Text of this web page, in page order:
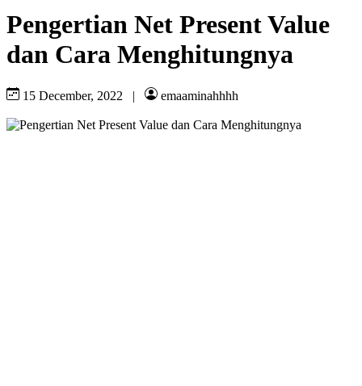
Pengertian Net Present Value
dan Cara Menghitungnya
15 December, 2022 | emaaminahhhh